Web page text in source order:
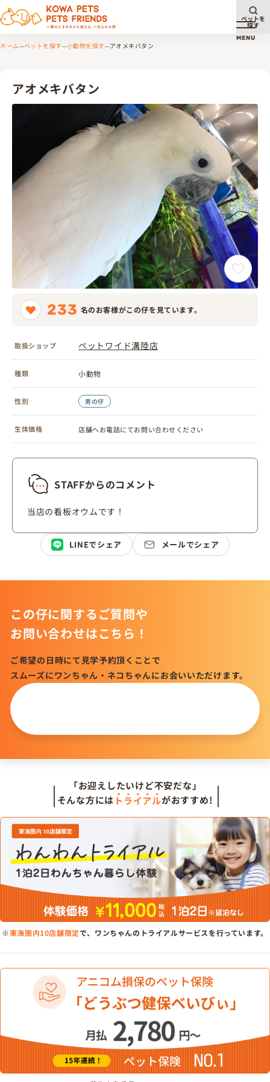
メニ
MENU
ペットを
探す
ホーム ペットを探す 小動物を探す アオメキバタン
アオメキバタン
233 名のお客様がこの仔を見ています。
取扱ショップ ペットワイド溝陸店
種類 小動物
性別 男の仔
生体価格 店舗へお電話にてお問い合わせください
STAFFからのコメント
当店の看板オウムです！
LINEでシェア メールでシェア
この仔に関するご質問や
お問い合わせはこちら！
ご希望の日時にて見学予約頂くことで
スムーズにワンちゃん・ネコちゃんにお会いいただけます。
「お迎えしたいけど不安だな」
そんな方には トライアルがおすすめ!
※東海圏内10店舗限定で、ワンちゃんのトライアルサービスを行っています。